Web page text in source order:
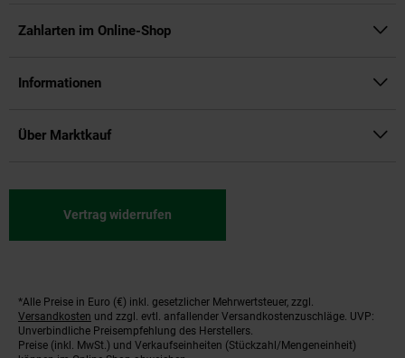
Zahlarten im Online-Shop
Informationen
Über Marktkauf
Vertrag widerrufen
Fußnoten
*Alle Preise in Euro (€) inkl. gesetzlicher Mehrwertsteuer, zzgl.
Versandkosten und zzgl. evtl. anfallender Versandkostenzuschläge. UVP:
Unverbindliche Preisempfehlung des Herstellers.
Preise (inkl. MwSt.) und Verkaufseinheiten (Stückzahl/Mengeneinheit)